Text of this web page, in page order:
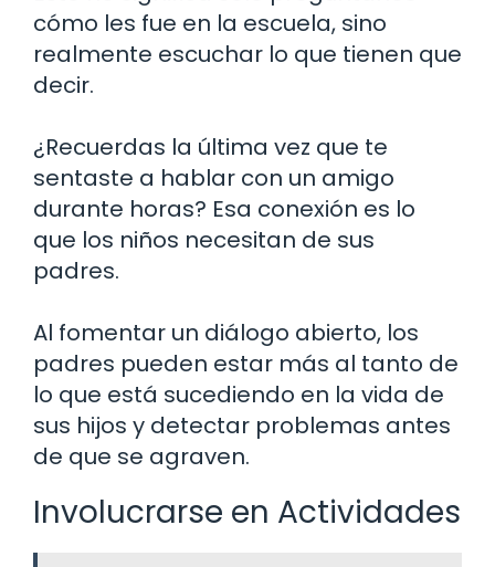
cómo les fue en la escuela, sino
realmente escuchar lo que tienen que
decir.
¿Recuerdas la última vez que te
sentaste a hablar con un amigo
durante horas? Esa conexión es lo
que los niños necesitan de sus
padres.
Al fomentar un diálogo abierto, los
padres pueden estar más al tanto de
lo que está sucediendo en la vida de
sus hijos y detectar problemas antes
de que se agraven.
Involucrarse en Actividades